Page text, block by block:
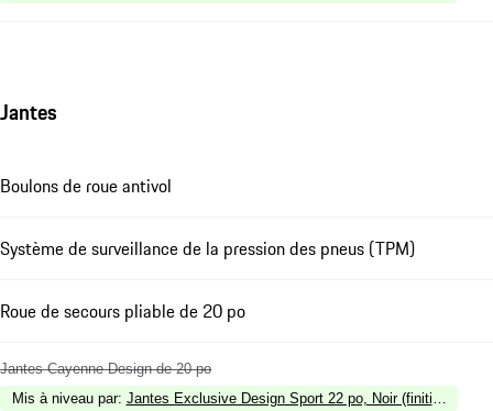
Jantes
Boulons de roue antivol
Système de surveillance de la pression des pneus (TPM)
Roue de secours pliable de 20 po
Jantes Cayenne Design de 20 po
Mis à niveau par: Jantes Exclusive Design Sport 22 po, Noir (finition